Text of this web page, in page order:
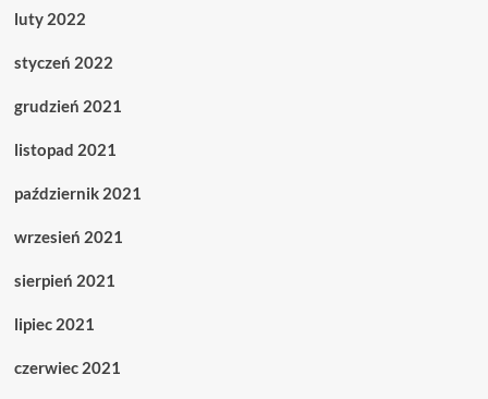
luty 2022
styczeń 2022
grudzień 2021
listopad 2021
październik 2021
wrzesień 2021
sierpień 2021
lipiec 2021
czerwiec 2021